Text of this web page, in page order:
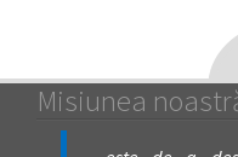
Misiunea